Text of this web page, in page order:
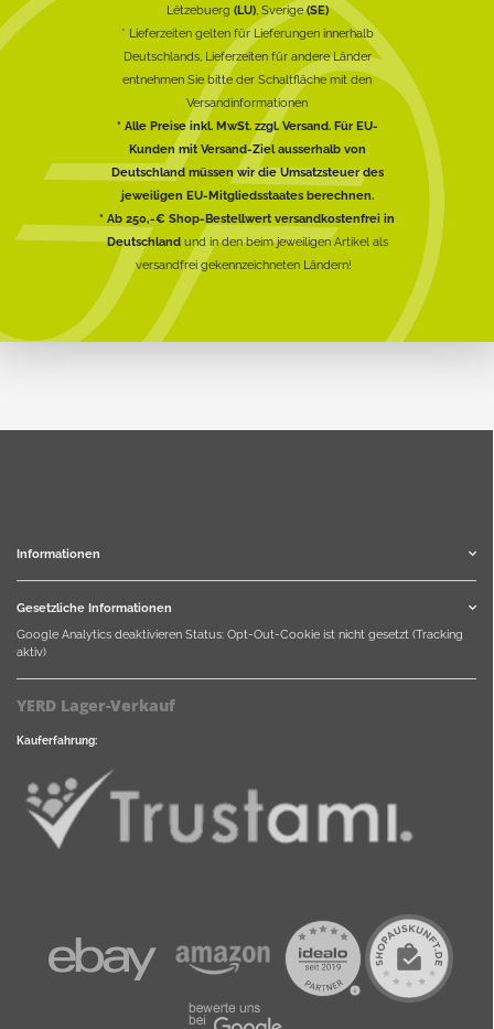
Lëtzebuerg (LU), Sverige(SE)
* Lieferzeiten gelten für Lieferungen innerhalb
Deutschlands, Lieferzeiten für andere Länder
entnehmen Sie bitte der Schaltfläche mit den
Versandinformationen
* Alle Preise inkl. MwSt. zzgl. Versand. Für EU-
Kunden mit Versand-Ziel ausserhalb von
Deutschland müssen wir die Umsatzsteuer des
jeweiligen EU-Mitgliedsstaates berechnen.
* Ab 250,-€ Shop-Bestellwert versandkostenfrei in
Deutschlandund in den beim jeweiligen Artikel als
versandfrei gekennzeichneten Ländern!
Informationen
Gesetzliche Informationen
Google Analytics deaktivieren Status: Opt-Out-Cookie ist nicht gesetzt (Tracking
aktiv)
YERD Lager-Verkauf
Kauferfahrung: